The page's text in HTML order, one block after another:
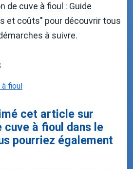
de cuve à fioul : Guide
et coûts" pour découvrir tous
à suivre.
fioul
cet article sur
cuve à fioul dans le
pourriez également